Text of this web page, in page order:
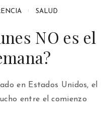
SALUD
NO es el
en Estados Unidos, el
entre el comienzo